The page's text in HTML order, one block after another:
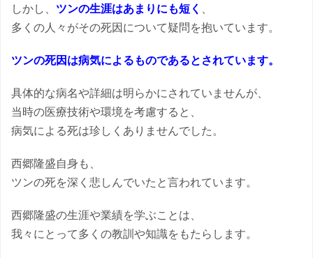
しかし、 ツンの生涯はあまりにも短く
多くの人々がその死因について疑問を抱いています。
ツンの死因は病気によるものであるとされています。
具体的な病名や詳細は明らかにされていませんが、
当時の医療技術や環境を考慮すると、
病気による死は珍しくありませんでした。
西郷隆盛自身も、
ツンの死を深く悲しんでいたと言われています。
西郷隆盛の生涯や業績を学ぶことは、
我々にとって多くの教訓や知識をもたらします。